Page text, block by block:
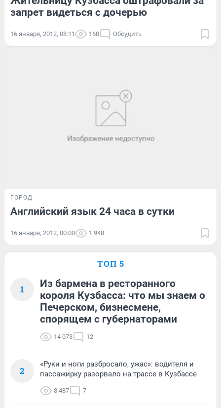
запрет видеться с дочерью
16 января, 2012, 08:11 160 Обсудить
ГОРОД
Английский язык 24 часа в сутки
16 января, 2012, 00:00 1 948
ТОП 5
1
Из бармена в ресторанного
короля Кузбасса: что мы знаем о
Печерском, бизнесмене,
спорящем с губернаторами
14 073 12
2
«Руки и ноги разбросало, ужас»: водителя и
пассажирку разорвало на трассе в Кузбассе
8 487 7